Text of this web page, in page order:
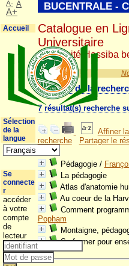
Résultat de la
7 résultat(s) recherche
Affiner
recherche
Partager le
Pédagogie/
La pédagogie
Atlas d'anatomie
Au coeur de la
Comment
Popham
Montaigne,
Se former pour
BUCENTRALE -
Catalogue en
Universitaire
Université Hassiba
A- A
A+
Accueil
Sélection
de la
langue
Se
connecte
r
accéder
à votre
compte
de
lecteur